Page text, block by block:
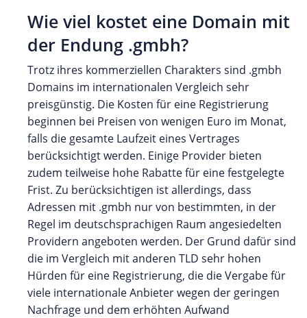
Wie viel kostet eine Domain mit
der Endung .gmbh?
Trotz ihres kommerziellen Charakters sind .gmbh
Domains im internationalen Vergleich sehr
preisgünstig. Die Kosten für eine Registrierung
beginnen bei Preisen von wenigen Euro im Monat,
falls die gesamte Laufzeit eines Vertrages
berücksichtigt werden. Einige Provider bieten
zudem teilweise hohe Rabatte für eine festgelegte
Frist. Zu berücksichtigen ist allerdings, dass
Adressen mit .gmbh nur von bestimmten, in der
Regel im deutschsprachigen Raum angesiedelten
Providern angeboten werden. Der Grund dafür sind
die im Vergleich mit anderen TLD sehr hohen
Hürden für eine Registrierung, die die Vergabe für
viele internationale Anbieter wegen der geringen
Nachfrage und dem erhöhten Aufwand